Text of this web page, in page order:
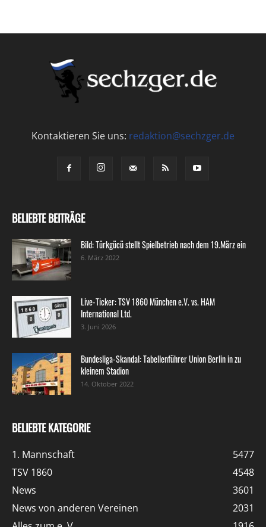
Kontaktieren Sie uns: redaktion@sechzger.de
BELIEBTE BEITRÄGE
Bild: Türkgücü stellt Spielbetrieb nach dem 19.März ein
6. März 2022
Live-Ticker: TSV 1860 München e.V. vs. HAM
International Ltd.
3. Juni 2026
Bundesliga-Skandal: Tabellenführer Union Berlin in zu
kleinem Stadion
14. Oktober 2022
BELIEBTE KATEGORIE
1. Mannschaft
5477
TSV 1860
4548
News
3601
News von anderen Vereinen
2031